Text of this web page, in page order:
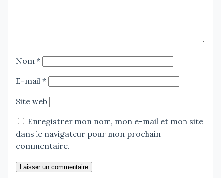
Nom *
E-mail *
Site web
Enregistrer mon nom, mon e-mail et mon site
dans le navigateur pour mon prochain
commentaire.
Laisser un commentaire